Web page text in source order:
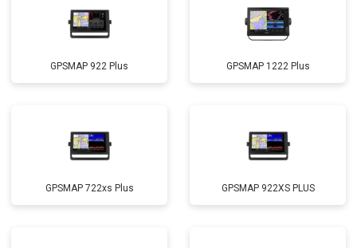
GPSMAP 922 Plus GPSMAP 1222 Plus
GPSMAP 722xs Plus GPSMAP 922XS PLUS